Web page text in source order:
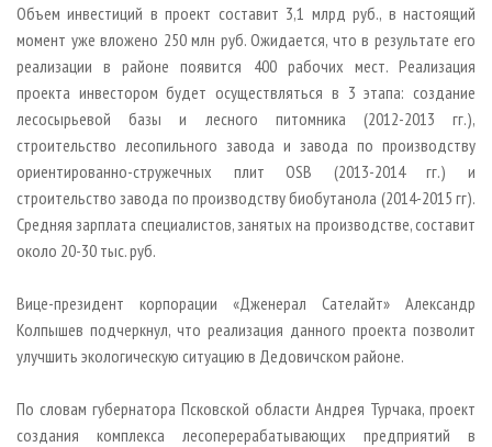
Объем инвестиций в проект составит 3,1 млрд руб., в настоящий
момент уже вложено 250 млн руб. Ожидается, что в результате его
реализации в районе появится 400 рабочих мест. Реализация
проекта инвестором будет осуществляться в 3 этапа: создание
лесосырьевой базы и лесного питомника (2012-2013 гг.),
строительство лесопильного завода и завода по производству
ориентированно-стружечных плит OSB (2013-2014 гг.) и
строительство завода по производству биобутанола (2014-2015 гг).
Средняя зарплата специалистов, занятых на производстве, составит
около 20-30 тыс. руб.
Вице-президент корпорации «Дженерал Сателайт» Александр
Колпышев подчеркнул, что реализация данного проекта позволит
улучшить экологическую ситуацию в Дедовичском районе.
По словам губернатора Псковской области Андрея Турчака, проект
создания комплекса лесоперерабатывающих предприятий в